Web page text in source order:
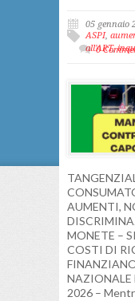
05 gennaio
ASPI,
all'ART,
0
AUMENTI,
MONETE –
COSTI DI
NAZIONALE
2026 –